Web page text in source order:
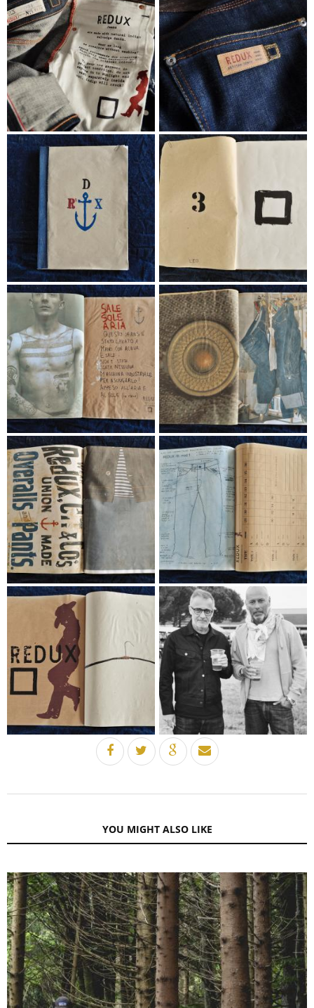
YOU MIGHT ALSO LIKE